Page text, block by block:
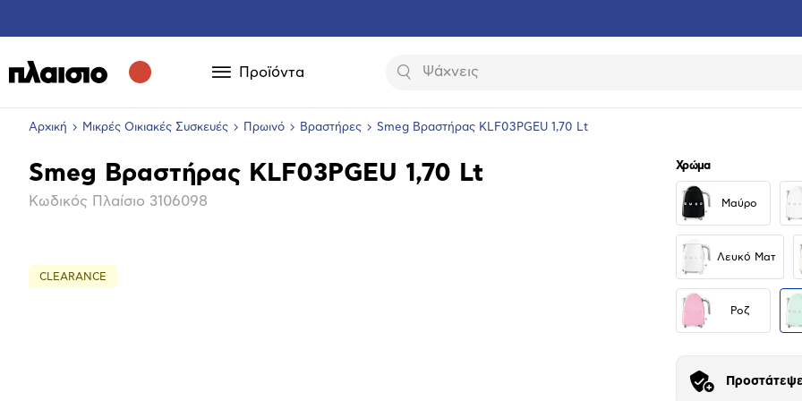
Προϊόντα Αναζήτηση
Αρχική Μικρές Οικιακές Συσκευές Πρωινό Βραστήρες Smeg Βραστήρας KLF03PGEU 1,70 Lt
Βασικά
Smeg Βραστήρας KLF03PGEU 1,70 Lt
Κωδικός Πλαίσιο 3106098
CLEARANCE
Χρώμα
Μαύρο
Λευκό Ματ
Ροζ